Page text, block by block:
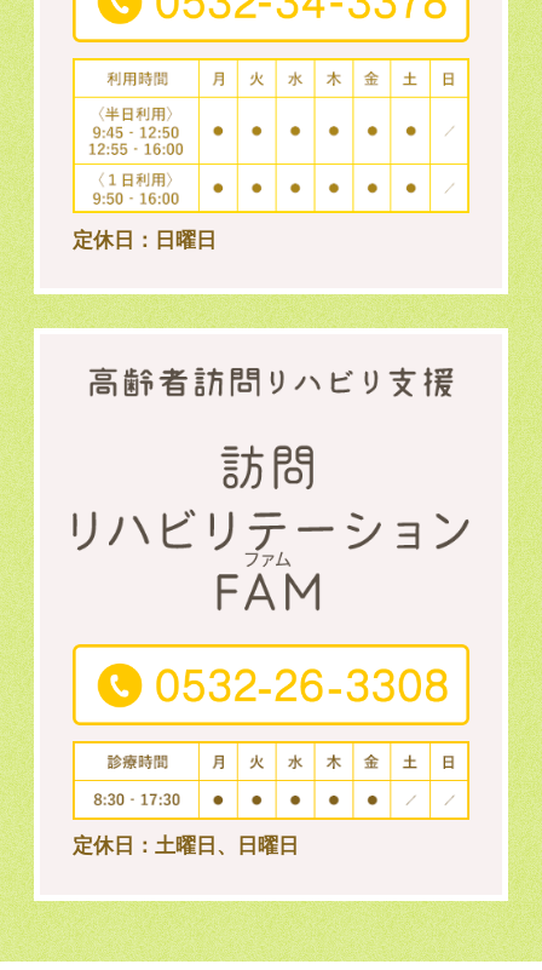
定休日：日曜日
定休日：土曜日、日曜日